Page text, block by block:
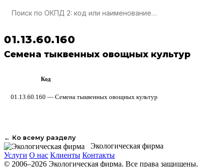
01.13.60.160
Семена тыквенных овощных культур
Код
01.13.60.160 — Семена тыквенных овощных культур
← Ко всему разделу
Экологическая фирма
Услуги О нас Клиенты Контакты
© 2006–2026 Экологическая фирма. Все права защищены.